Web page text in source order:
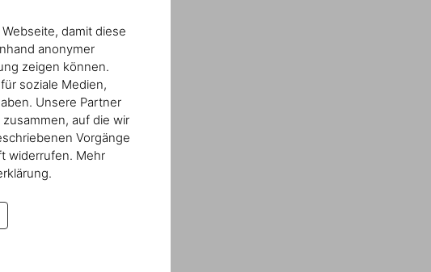
damit diese
anonymer
zeigen können.
soziale Medien,
Unsere Partner
auf die wir
Vorgänge
widerrufen. Mehr